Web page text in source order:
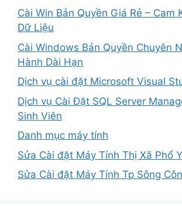
Cài Win Bản Quyền Giá Rẻ – Cam
Dữ Liệu
Cài Windows Bản Quyền Chuyên
Hành Dài Hạn
Dịch vụ cài đặt Microsoft Visual
Dịch vụ Cài Đặt SQL Server
Sinh Viên
Danh mục máy tính
Sửa Cài đặt Máy Tính Thị Xã Phổ
Sửa Cài đặt Máy Tính Tp Sông